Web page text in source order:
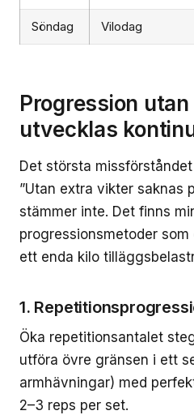
Söndag Vilodag
Progression
utvecklas
Det största
”Utan extra vikter saknas
stämmer inte. Det finns
progressionsmetoder
ett enda kilo
1.
Öka repetitionsantalet
utföra övre gränsen i ett
armhävningar) med
2–3 reps per set.